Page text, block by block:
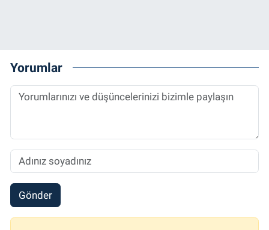
Yorumlar
Gönder